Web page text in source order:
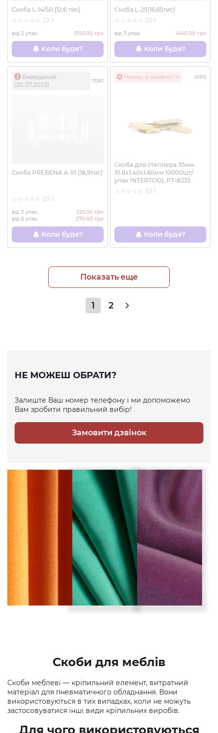
Скоба L-14/50 (12,6 тис)
0
від 3 упак. 2150.00 грн
Коли буде?
Скоба L-25(16,65тис)
0
від 3 упак. 1440.00 грн
Коли буде?
Виведений
(20.07.2023)
17087
Скоба PREBENA A-10 (18,9тис)
0
від 3 упак.
325.00 грн
від 6 упак.
270.00 грн
Коли буде?
Немає в наявності 26912
Скоба для степлера 35мм
10.8x1.40x1.60мм 10000шт/
упак INTERTOOL PT-8235
0
Коли буде?
Показать еще
1 2
НЕ МОЖЕШ ОБРАТИ?
Залиште Ваш номер телефону і ми допоможемо
Вам зробити правильний вибір!
Замовити дзвінок
Скоби для меблів
Скоби меблеві — кріпильний елемент, витратний
матеріал для пневматичного обладнання. Вони
використовуються в тих випадках, коли не можуть
застосовуватися інші види кріпильних виробів.
Для чого використовуються